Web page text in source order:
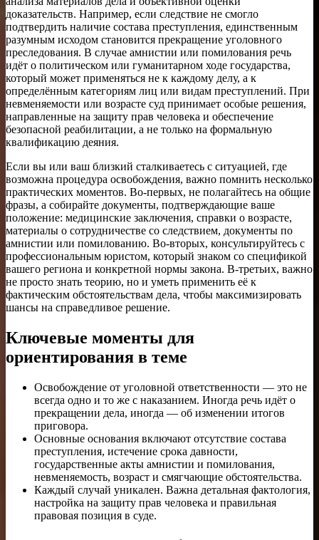
доказательств. Например, если следствие не смогло
подтвердить наличие состава преступления, единственным
разумным исходом становится прекращение уголовного
преследования. В случае амнистии или помилования речь
идёт о политическом или гуманитарном ходе государства,
который может применяться не к каждому делу, а к
определённым категориям лиц или видам преступлений. При
невменяемости или возрасте суд принимает особые решения,
направленные на защиту прав человека и обеспечение
безопасной реабилитации, а не только на формальную
квалификацию деяния.
Если вы или ваш близкий сталкиваетесь с ситуацией, где
возможна процедура освобождения, важно помнить несколько
практических моментов. Во‑первых, не полагайтесь на общие
фразы, а собирайте документы, подтверждающие ваше
положение: медицинские заключения, справки о возрасте,
материалы о сотрудничестве со следствием, документы по
амнистии или помилованию. Во‑вторых, консультируйтесь с
профессиональным юристом, который знаком со спецификой
вашего региона и конкретной нормы закона. В-третьих, важно
не просто знать теорию, но и уметь применить её к
фактическим обстоятельствам дела, чтобы максимизировать
шансы на справедливое решение.
Ключевые моменты для
ориентирования в теме
Освобождение от уголовной ответственности — это не
всегда одно и то же с наказанием. Иногда речь идёт о
прекращении дела, иногда — об изменении итогов
приговора.
Основные основания включают отсутствие состава
преступления, истечение срока давности,
государственные акты амнистии и помилования,
невменяемость, возраст и смягчающие обстоятельства.
Каждый случай уникален. Важна детальная фактология,
настройка на защиту прав человека и правильная
правовая позиция в суде.